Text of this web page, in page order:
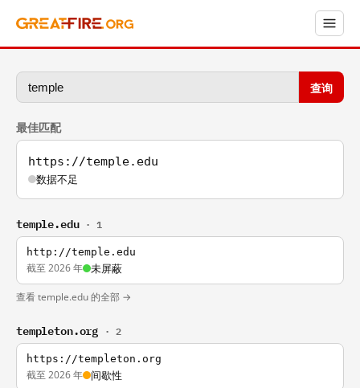
查询
最佳匹配
https://temple.edu
数据不足
temple.edu · 1
http://temple.edu
截至 2026 年 未屏蔽
查看 temple.edu 的全部 →
templeton.org · 2
https://templeton.org
截至 2026 年 间歇性